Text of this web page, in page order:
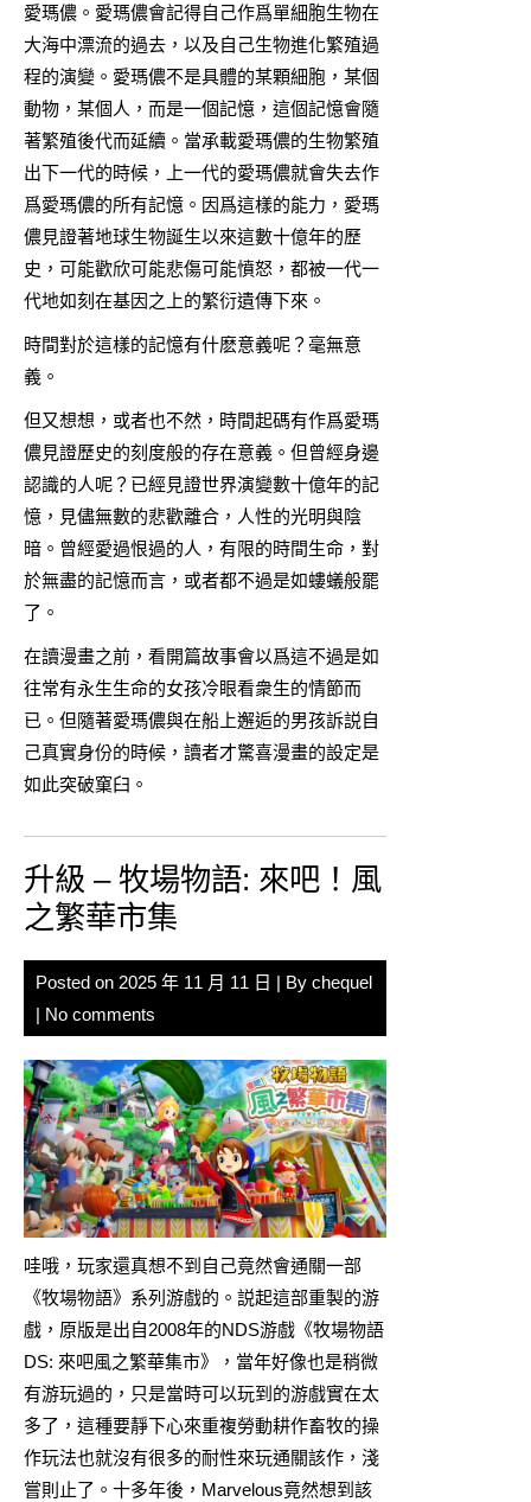
愛瑪儂。愛瑪儂會記得自己作爲單細胞生物在
大海中漂流的過去，以及自己生物進化繁殖過
程的演變。愛瑪儂不是具體的某顆細胞，某個
動物，某個人，而是一個記憶，這個記憶會隨
著繁殖後代而延續。當承載愛瑪儂的生物繁殖
出下一代的時候，上一代的愛瑪儂就會失去作
爲愛瑪儂的所有記憶。因爲這樣的能力，愛瑪
儂見證著地球生物誕生以來這數十億年的歷
史，可能歡欣可能悲傷可能憤怒，都被一代一
代地如刻在基因之上的繁衍遺傳下來。
時間對於這樣的記憶有什麽意義呢？毫無意
義。
但又想想，或者也不然，時間起碼有作爲愛瑪
儂見證歷史的刻度般的存在意義。但曾經身邊
認識的人呢？已經見證世界演變數十億年的記
憶，見儘無數的悲歡離合，人性的光明與陰
暗。曾經愛過恨過的人，有限的時間生命，對
於無盡的記憶而言，或者都不過是如螻蟻般罷
了。
在讀漫畫之前，看開篇故事會以爲這不過是如
往常有永生生命的女孩冷眼看衆生的情節而
已。但隨著愛瑪儂與在船上邂逅的男孩訴説自
己真實身份的時候，讀者才驚喜漫畫的設定是
如此突破窠臼。
升級 – 牧場物語: 來吧！風
之繁華市集
Posted on 2025 年 11 月 11 日 | By chequel
| No comments
哇哦，玩家還真想不到自己竟然會通關一部
《牧場物語》系列游戲的。説起這部重製的游
戲，原版是出自2008年的NDS游戲《牧場物語
DS: 來吧風之繁華集市》，當年好像也是稍微
有游玩過的，只是當時可以玩到的游戲實在太
多了，這種要靜下心來重複勞動耕作畜牧的操
作玩法也就沒有很多的耐性來玩通關該作，淺
嘗則止了。十多年後，Marvelous竟然想到該